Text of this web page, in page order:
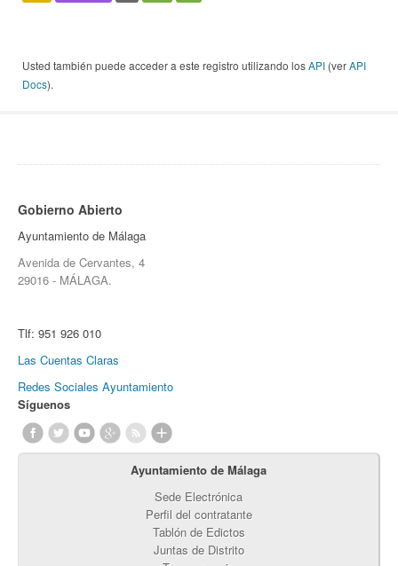
Usted también puede acceder a este registro utilizando losAPI (verAPI
Docs).
Gobierno Abierto
Ayuntamiento de Málaga
Avenida de Cervantes, 4
29016 - MÁLAGA.
Tlf: 951 926 010
Las Cuentas Claras
Redes Sociales Ayuntamiento
Síguenos
Ayuntamiento de Málaga
Sede Electrónica
Perfil del contratante
Tablón de Edictos
Juntas de Distrito